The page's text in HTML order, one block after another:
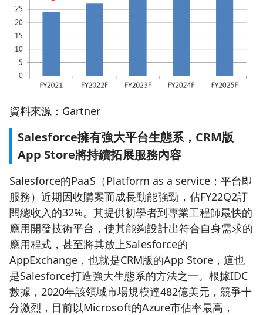
資料來源：Gartner
Salesforce擁有強大平台生態系，CRM版
App Store將持續拓展服務內容
Salesforce的PaaS（Platform as a service；平台即
服務）近期因收購案而成長動能強勁，佔FY22Q2訂
閱總收入的32%。其提供初學者到專業工程師最快的
應用開發技術平台，使其能夠設計出符合自身需求的
應用程式，甚至將其放上Salesforce的
AppExchange，也就是CRM版的App Store，這也
是Salesforce打造強大生態系的方法之一。根據IDC
數據，2020年該領域市場規模達482億美元，競爭十
分激烈，目前以Microsoft的Azure市佔率最高，